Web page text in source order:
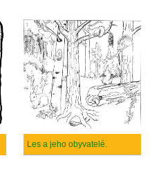
Les a jeho obyvatelé.